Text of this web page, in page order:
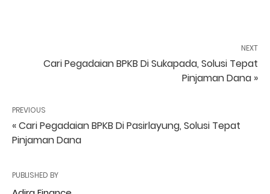
NEXT
Cari Pegadaian BPKB Di Sukapada, Solusi Tepat
Pinjaman Dana »
PREVIOUS
« Cari Pegadaian BPKB Di Pasirlayung, Solusi Tepat
Pinjaman Dana
PUBLISHED BY